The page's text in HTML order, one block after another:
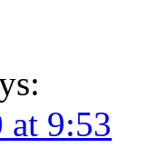
9:53